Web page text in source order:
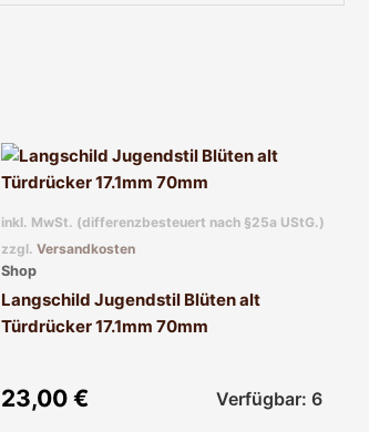
inkl. MwSt. (differenzbesteuert nach §25a UStG.)
zzgl. Versandkosten
Shop
Langschild Jugendstil Blüten alt
Türdrücker 17.1mm 70mm
23,00 € Verfügbar: 6